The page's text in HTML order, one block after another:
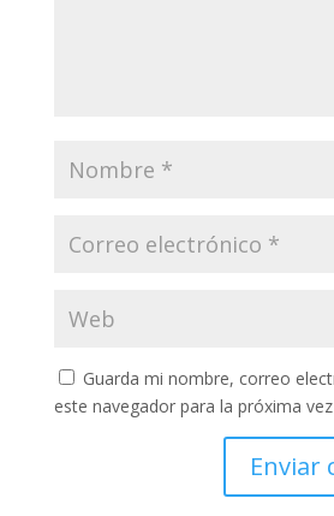
Guarda mi nombre, correo
este navegador para la próxima